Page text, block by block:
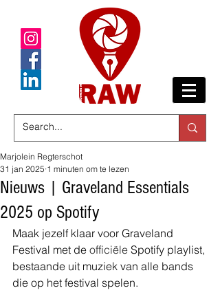
Nieuws | Graveland Essentials
2025 op Spotify
Marjolein Regterschot
31 jan 2025 1 minuten om te lezen
Maak jezelf klaar voor Graveland
Festival met de officiële Spotify playlist,
bestaande uit muziek van alle bands
die op het festival spelen.